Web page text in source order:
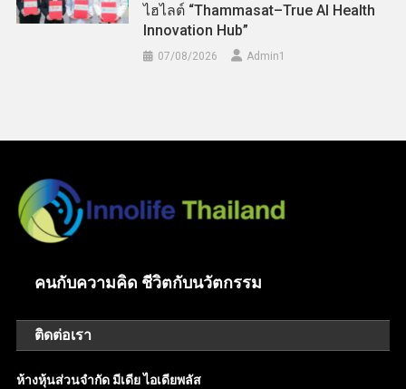
ไฮไลต์ “Thammasat–True AI Health
Innovation Hub”
07/08/2026 Admin​1
คนกับความคิด ชีวิตกับนวัตกรรม
ติดต่อเรา
ห้างหุ้นส่วนจำกัด มีเดีย ไอเดียพลัส